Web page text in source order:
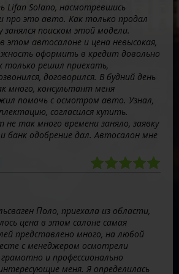
Lifan Solano, насмотревшись
про это авто. Как только продал
занялся поиском этой модели.
этом автосалоне и цена невысокая,
оформить в кредит довольно
только решил приехать,
договорился. В будний день
много, консультант меня
помочь с осмотром авто. Узнал,
согласился купить.
так много времени заняло, заявку
банк одобрение дал. Автосалон мне
Поло, приехала из области,
цена в этом салоне самая
представлено много, на любой
с менеджером осмотрели
и профессионально
меня. Я определилась